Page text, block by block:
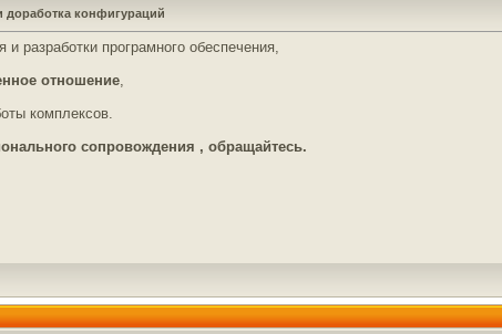
доработка конфигураций
и разработки програмного обеспечения,
отношение,
комплексов.
сопровождения , обращайтесь.